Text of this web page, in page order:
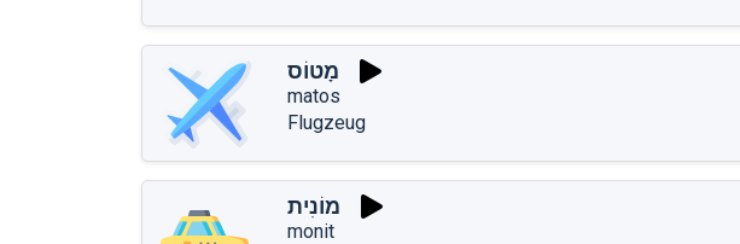
מָטוֹס
matos
Flugzeug
מוֹנִית
monit